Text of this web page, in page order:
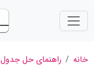
خانه راهنمای حل جدول